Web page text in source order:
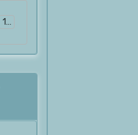
126